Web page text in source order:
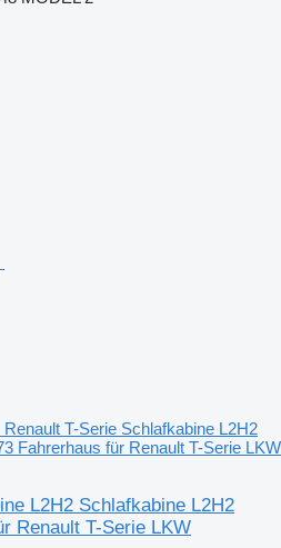
Renault T-Serie Schlafkabine L2H2
Fahrerhaus für Renault T-Serie LKW
L2H2 Schlafkabine L2H2
Renault T-Serie LKW